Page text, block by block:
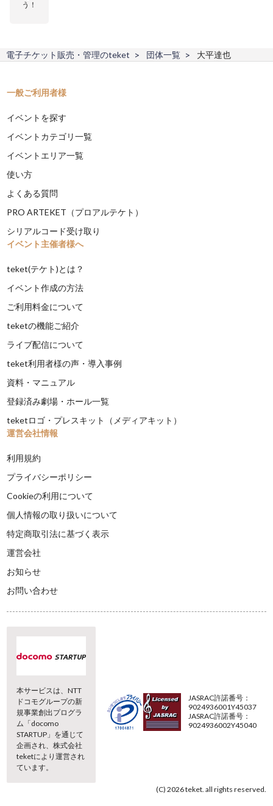
う！
電子チケット販売・管理のteket 団体一覧 大平達也
一般ご利用者様
イベントを探す
イベントカテゴリ一覧
イベントエリア一覧
使い方
よくある質問
PRO ARTEKET（プロアルテケト）
シリアルコード受け取り
イベント主催者様へ
teket(テケト)とは？
イベント作成の方法
ご利用料金について
teketの機能ご紹介
ライブ配信について
teket利用者様の声・導入事例
資料・マニュアル
登録済み劇場・ホール一覧
teketロゴ・プレスキット（メディアキット）
運営会社情報
利用規約
プライバシーポリシー
Cookieの利用について
個人情報の取り扱いについて
特定商取引法に基づく表示
運営会社
お知らせ
お問い合わせ
本サービスは、NTT
ドコモグループの新
規事業創出プログラ
ム「docomo
STARTUP」を通じて
企画され、株式会社
teketにより運営され
ています。
JASRAC許諾番号：
9024936001Y45037
JASRAC許諾番号：
9024936002Y45040
(C) 2026 teket. all rights reserved.